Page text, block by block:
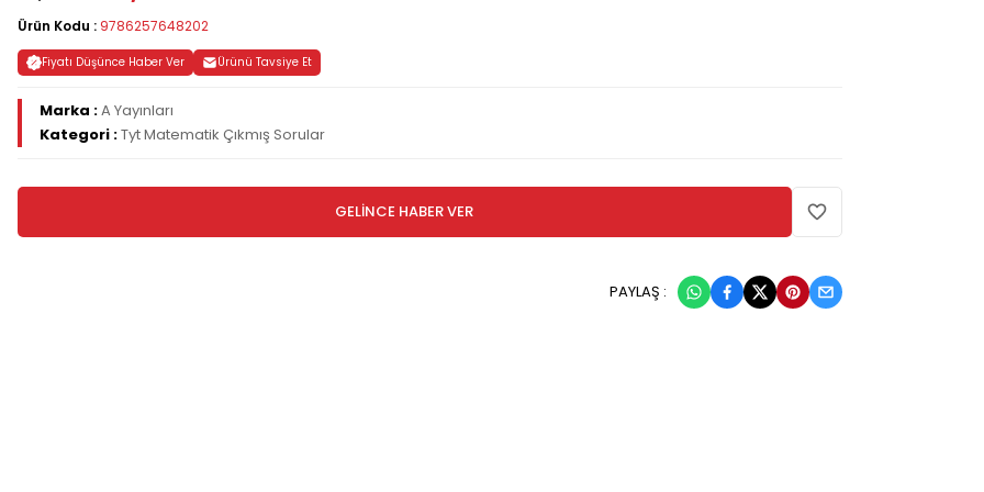
Ürün Kodu : 9786257648202
Fiyatı Düşünce Haber Ver Ürünü Tavsiye Et
Marka :A Yayınları
Kategori :Tyt Matematik Çıkmış Sorular
GELİNCE HABER VER
PAYLAŞ :